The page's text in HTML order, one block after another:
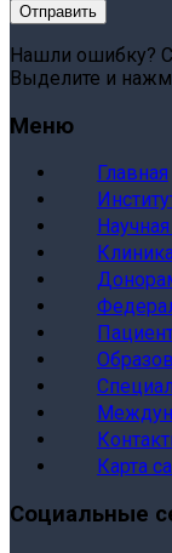
Нашли ошибку?
Выделите и
Меню
Главная
Карта
Социальные